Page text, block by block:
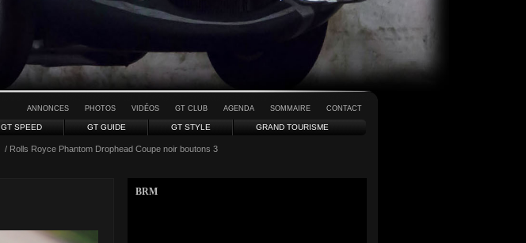
ANNONCES PHOTOS VIDÉOS GT CLUB AGENDA SOMMAIRE CONTACT
GT SPEED GT GUIDE GT STYLE GRAND TOURISME
/ Rolls Royce Phantom Drophead Coupe noir boutons 3
BRM